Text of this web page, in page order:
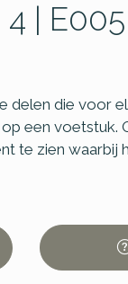
|
delen die voor
een voetstuk.
te zien waarbij